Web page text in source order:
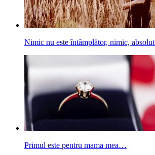
Nimic nu este întâmplător, nimic,
Primul este pentru mama mea…